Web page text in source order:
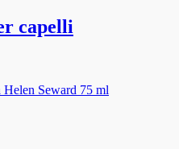
capelli